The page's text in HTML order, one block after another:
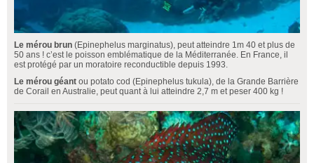
Le mérou brun (Epinephelus marginatus), peut atteindre 1m 40 et plus de
50 ans ! c’est le poisson emblématique de la Méditerranée. En France, il
est protégé par un moratoire reconductible depuis 1993.
Le mérou géant ou potato cod (Epinephelus tukula), de la Grande Barrière
de Corail en Australie, peut quant à lui atteindre 2,7 m et peser 400 kg !